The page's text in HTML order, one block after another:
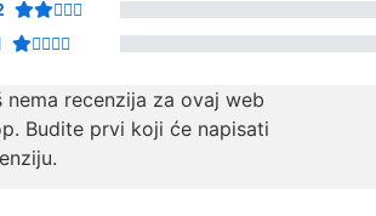
nema recenzija za ovaj web
Budite prvi koji će napisati